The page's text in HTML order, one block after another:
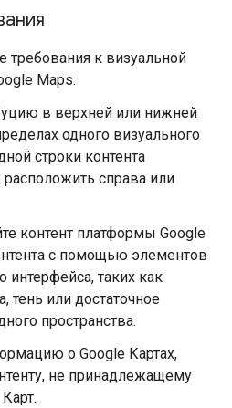
к визуальной
Maps.
в верхней или нижней
одного визуального
строки контента
справа или
контент платформы Google
с помощью элементов
интерфейса, таких как
тень или достаточное
пространства.
о Google Картах,
не принадлежащему